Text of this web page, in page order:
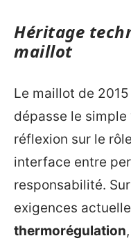
Héritage
maillot
Le maillot de
dépasse le
réflexion sur le
interface entre
responsabilité.
exigences
thermorégulation